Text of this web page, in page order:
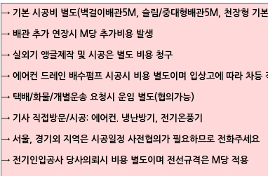
→ 기본 시공비 별도(벽걸이배관5M, 슬림/중대형배관5M, 천장형 기
→ 배관 추가 연장시 M당 추가비용 발생
→ 실외기 앵글제작 및 시공은 별도 비용 청구
→ 에어컨 드레인 배수펌프 시공시 비용 별도이며 입상고에 따라 차등
→ 택배/화물/개별운송 요청시 운임 별도(협의가능)
→ 기사 직접방문/시공: 에어컨. 냉난방기, 전기온풍기
→ 서울, 경기외 지역은 시공일정 사전협의가 필요하므로 전화주세요
→ 전기인입공사 당사의뢰시 비용 별도이며 전선규격은 M당 적용